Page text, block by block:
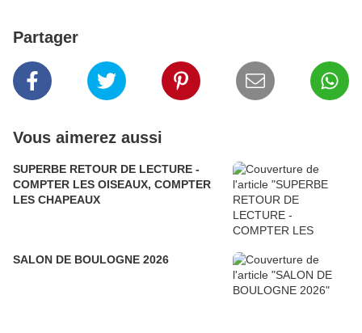
Partager
Vous aimerez aussi
SUPERBE RETOUR DE LECTURE -
COMPTER LES OISEAUX, COMPTER
LES CHAPEAUX
SALON DE BOULOGNE 2026